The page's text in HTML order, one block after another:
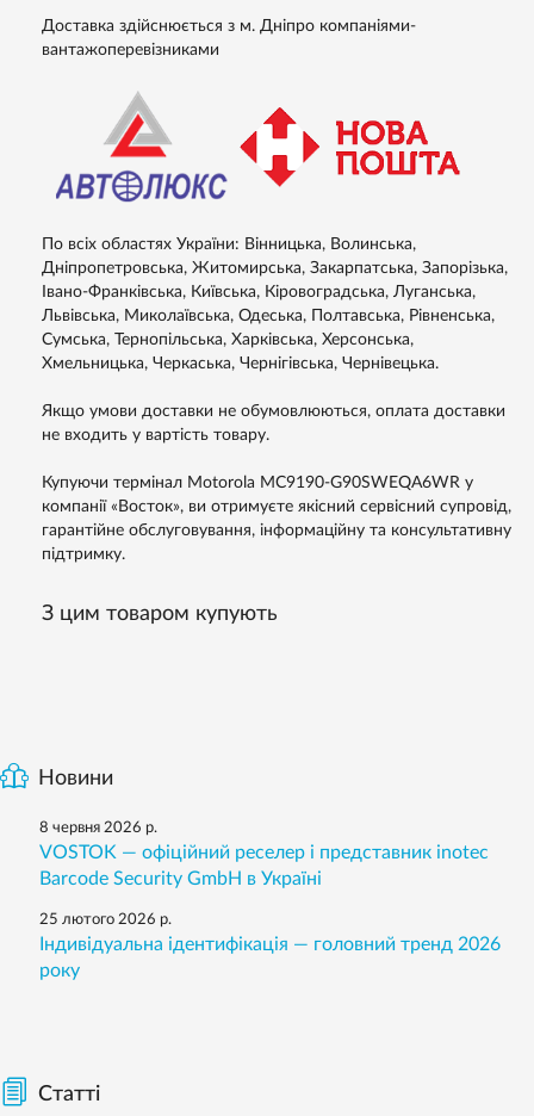
Доставка здійснюється з м. Дніпро компаніями-
вантажоперевізниками
По всіх областях України: Вінницька, Волинська,
Дніпропетровська, Житомирська, Закарпатська, Запорізька,
Івано-Франківська, Київська, Кіровоградська, Луганська,
Львівська, Миколаївська, Одеська, Полтавська, Рівненська,
Сумська, Тернопільська, Харківська, Херсонська,
Хмельницька, Черкаська, Чернігівська, Чернівецька.
Якщо умови доставки не обумовлюються, оплата доставки
не входить у вартість товару.
Купуючи термінал Motorola MC9190-G90SWEQA6WR у
компанії «Восток», ви отримуєте якісний сервісний супровід,
гарантійне обслуговування, інформаційну та консультативну
підтримку.
З цим товаром купують
Новини
8 червня 2026 р.
VOSTOK — офіційний реселер і представник inotec
Barcode Security GmbH в Україні
25 лютого 2026 р.
Індивідуальна ідентифікація — головний тренд 2026
року
Статті